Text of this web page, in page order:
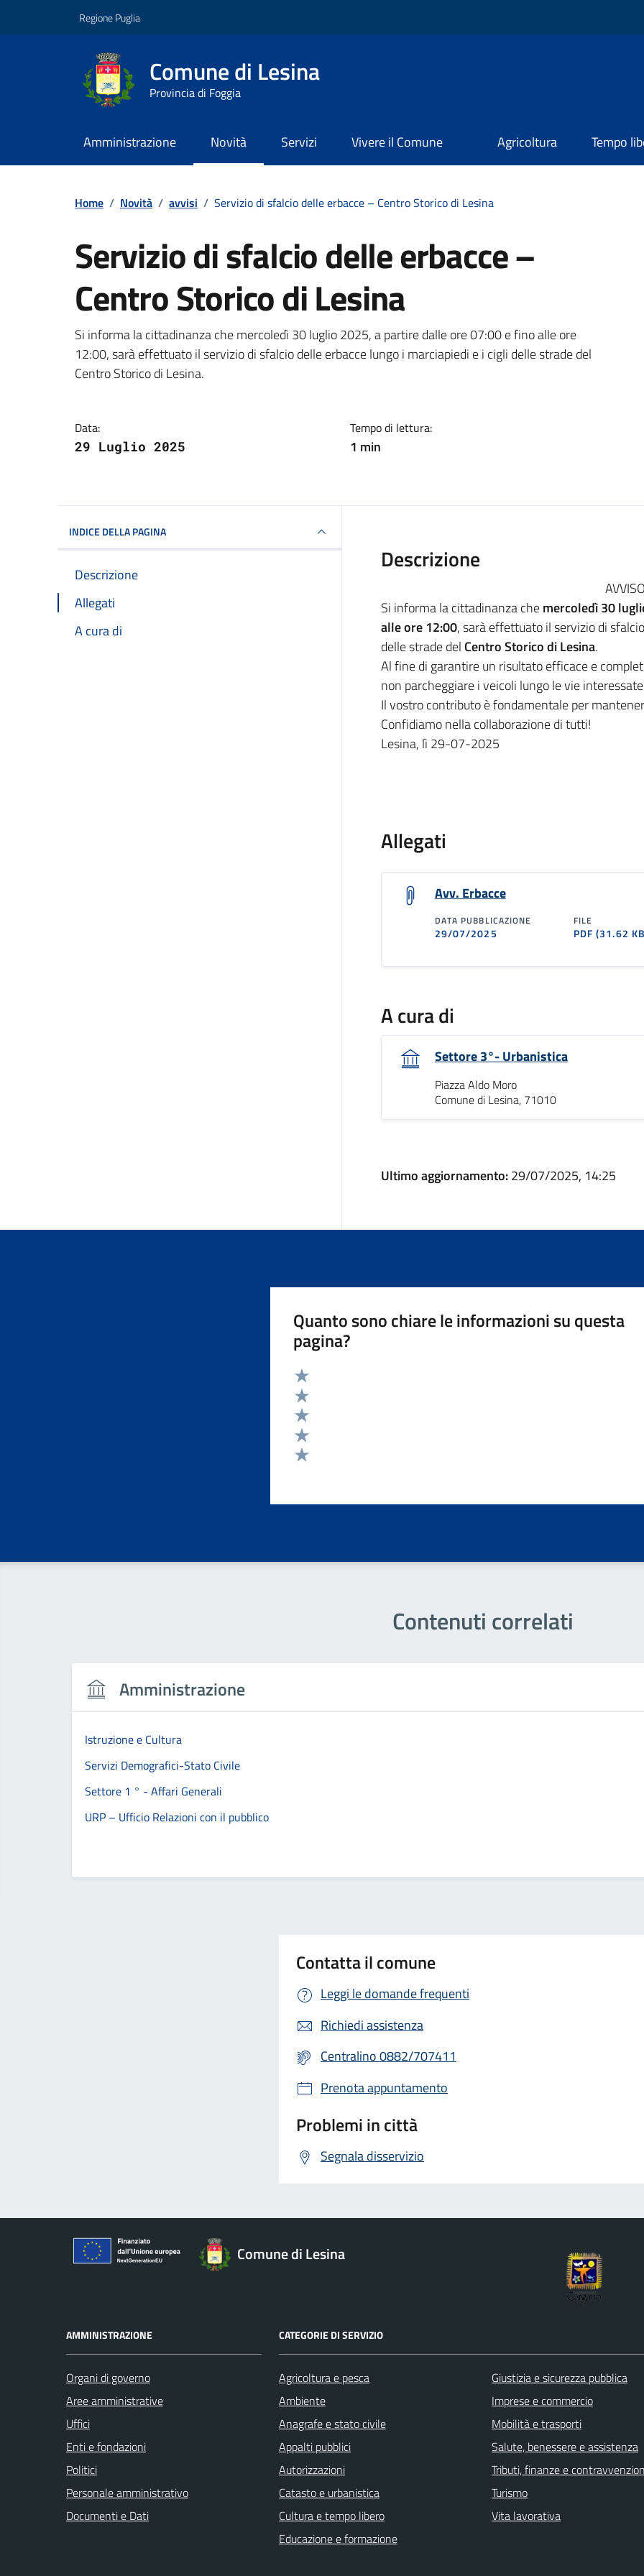
Regione Puglia
Comune di Lesina
Provincia di Foggia
Amministrazione Novità Servizi Vivere il Comune Agricoltura Tempo
Home / Novità / avvisi / Servizio di sfalcio delle erbacce – Centro Storico di Lesina
Servizio di sfalcio delle erbacce –
Centro Storico di Lesina
Dettagli della notizia
Si informa la cittadinanza che mercoledì 30 luglio 2025, a partire dalle ore 07:00 e fino alle ore
12:00, sarà effettuato il servizio di sfalcio delle erbacce lungo i marciapiedi e i cigli delle strade del
Centro Storico di Lesina.
Data:
29 Luglio 2025
Tempo di lettura:
1 min
INDICE DELLA PAGINA
Descrizione
Allegati
A cura di
Descrizione
AVVISO
Si informa la cittadinanza chemercoledì 30
alle ore 12:00, sarà effettuato il servizio di
delle strade del Centro Storico di Lesina.
Al fine di garantire un risultato efficace e
non parcheggiare i veicoli lungo le vie
Il vostro contributo è fondamentale per
Confidiamo nella collaborazione di tutti!
Lesina, lì 29-07-2025
Allegati
Avv. Erbacce
DATA PUBBLICAZIONE
29/07/2025
FILE
PDF(31.62
A cura di
Settore 3°- Urbanistica
Piazza Aldo Moro
Comune di Lesina, 71010
Ultimo aggiornamento:29/07/2025, 14:25
Quanto sono chiare le informazioni su questa
pagina?
Valuta 5 stelle su 5
Valuta 4 stelle su 5
Valuta 3 stelle su 5
Valuta 2 stelle su 5
Contenuti correlati
Amministrazione
Istruzione e Cultura
Servizi Demografici-Stato Civile
Settore 1 ° - Affari Generali
URP – Ufficio Relazioni con il pubblico
Contatta il comune
Leggi le domande frequenti
Richiedi assistenza
Centralino 0882/707411
Prenota appuntamento
Problemi in città
Segnala disservizio
Comune di Lesina
AMMINISTRAZIONE
Organi di governo
Aree amministrative
Uffici
Enti e fondazioni
Politici
Personale amministrativo
Documenti e Dati
CATEGORIE DI SERVIZIO
Agricoltura e pesca
Ambiente
Anagrafe e stato civile
Appalti pubblici
Autorizzazioni
Catasto e urbanistica
Cultura e tempo libero
Educazione e formazione
Giustizia e sicurezza pubblica
Imprese e commercio
Mobilità e trasporti
Salute, benessere e assistenza
Tributi, finanze e
Turismo
Vita lavorativa